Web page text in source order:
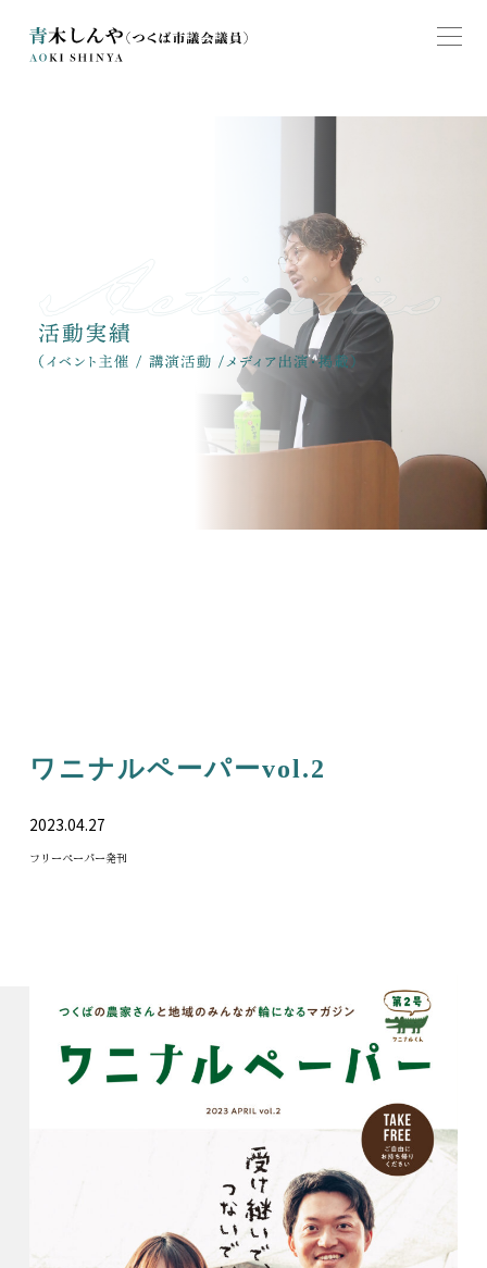
ワニナルペーパーvol.2
2023.04.27
フリーペーパー発刊